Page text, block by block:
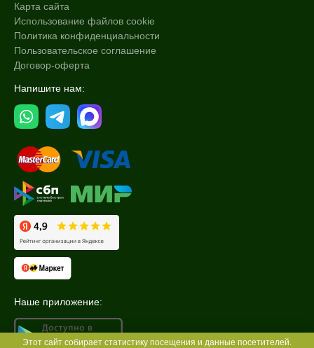
Карта сайта
Использование файлов cookie
Политика конфиденциальности
Пользовательское соглашение
Договор-оферта
Напишите нам:
Наше приложение:
Этот сайт собирает статистику посещения и данные посетителей.